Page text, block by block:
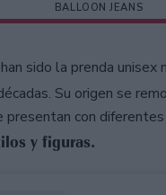
BALLOON JEANS
han sido la prenda unisex
Su origen se
presentan con
y figuras.